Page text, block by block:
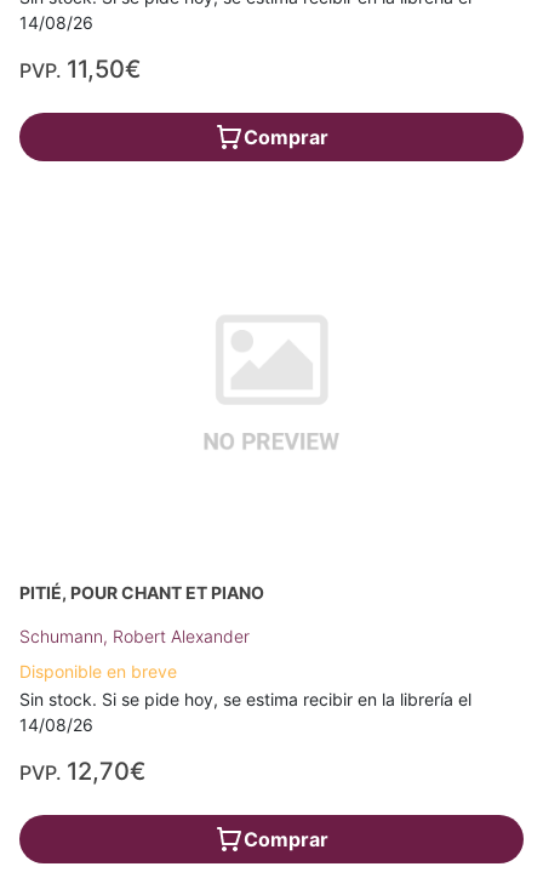
14/08/26
PVP. 11,50€
Comprar
PITIÉ, POUR CHANT ET PIANO
Schumann, Robert Alexander
Disponible en breve
Sin stock. Si se pide hoy, se estima recibir en la librería el
14/08/26
PVP. 12,70€
Comprar